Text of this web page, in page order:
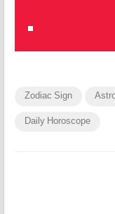
Zodiac Sign
Daily Horoscope